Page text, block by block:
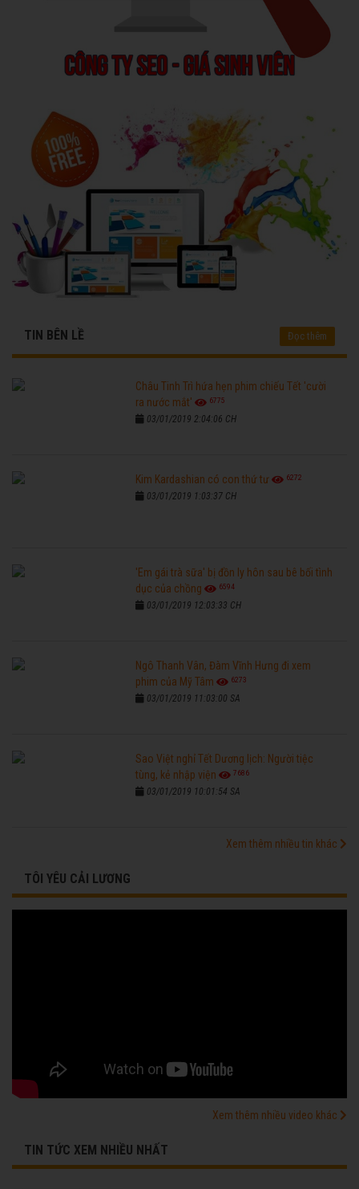
TIN BÊN LỀ Đọc thêm
Châu Tinh Trì hứa hẹn phim chiếu Tết 'cười
ra nước mắt'
6775
03/01/2019 2:04:06 CH
Kim Kardashian có con thứ tư 6272
03/01/2019 1:03:37 CH
'Em gái trà sữa' bị đồn ly hôn sau bê bối tình
dục của chồng
6594
03/01/2019 12:03:33 CH
Ngô Thanh Vân, Đàm Vĩnh Hưng đi xem
phim của Mỹ Tâm
6273
03/01/2019 11:03:00 SA
Sao Việt nghỉ Tết Dương lịch: Người tiệc
tùng, kẻ nhập viện
7686
03/01/2019 10:01:54 SA
Xem thêm nhiều tin khác
TÔI YÊU CẢI LƯƠNG
Xem thêm nhiều video khác
TIN TỨC XEM NHIỀU NHẤT